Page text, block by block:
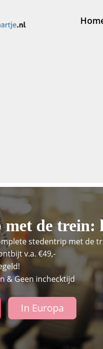
met de
stedentrip met de
v.a. €49,-
& Geen inchecktijd
In Europa